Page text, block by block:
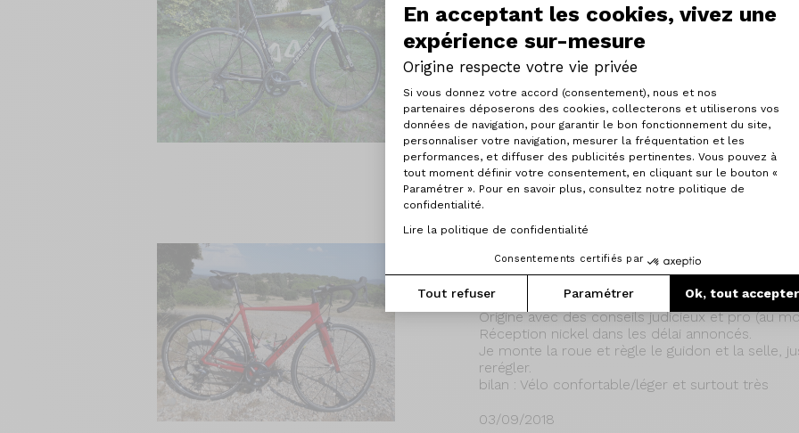
En acceptant les cookies, vivez une
expérience sur-mesure
Origine respecte votre vie privée
Plateforme de Gestion du
Si vous donnez votre accord (consentement), nous et nos
partenaires déposerons des cookies, collecterons et utiliserons vos
données de navigation, pour garantir le bon fonctionnement du site,
personnaliser votre navigation, mesurer la fréquentation et les
performances, et diffuser des publicités pertinentes. Vous pouvez à
tout moment définir votre consentement, en cliquant sur le bouton «
Paramétrer ». Pour en savoir plus, consultez notre politique de
confidentialité.
Lire la politique de confidentialité
Consentements certifiés par
Tout refuser Paramétrer Ok, tout accepter
Axeptio consent
Mon vélo Origine 350 m'a été livré il y a un peu
parfaitement réglé. Je n'ai touché à rien
la potence un poil trop longue, prise de
posait aucun problème. Ils m'ont tout de
bonne. Quinze jours
10/09/2018
Lire la suite
Axxome II 350 - Shimano
Voila 2 mois que j'ai reçu mon axxome II 350
Origine avec des conseils judicieux et pro (au
Réception nickel dans les délai annoncés.
Je monte la roue et règle le guidon et la selle,
rerégler.
bilan : Vélo confortable/léger et surtout très
03/09/2018